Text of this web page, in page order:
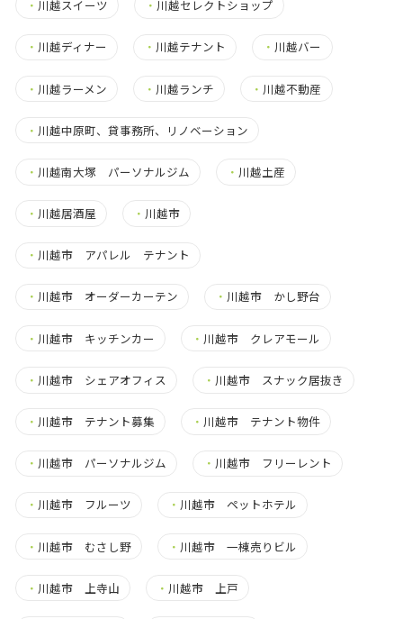
・ 川越スイーツ ・ 川越セレクトショップ
・ 川越ディナー ・ 川越テナント ・ 川越バー
・ 川越ラーメン ・ 川越ランチ ・ 川越不動産
・ 川越中原町、貸事務所、リノベーション
・ 川越南大塚 パーソナルジム ・ 川越土産
・ 川越居酒屋 ・ 川越市
・ 川越市 アパレル テナント
・ 川越市 オーダーカーテン ・ 川越市 かし野台
・ 川越市 キッチンカー ・ 川越市 クレアモール
・ 川越市 シェアオフィス ・ 川越市 スナック居抜き
・ 川越市 テナント募集 ・ 川越市 テナント物件
・ 川越市 パーソナルジム ・ 川越市 フリーレント
・ 川越市 フルーツ ・ 川越市 ペットホテル
・ 川越市 むさし野 ・ 川越市 一棟売りビル
・ 川越市 上寺山 ・ 川越市 上戸